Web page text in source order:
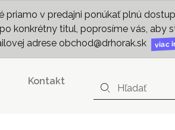
v predajni ponúkať plnú
konkrétny titul, poprosíme vás, aby
adrese obchod@drhorak.sk
viac
Kontakt